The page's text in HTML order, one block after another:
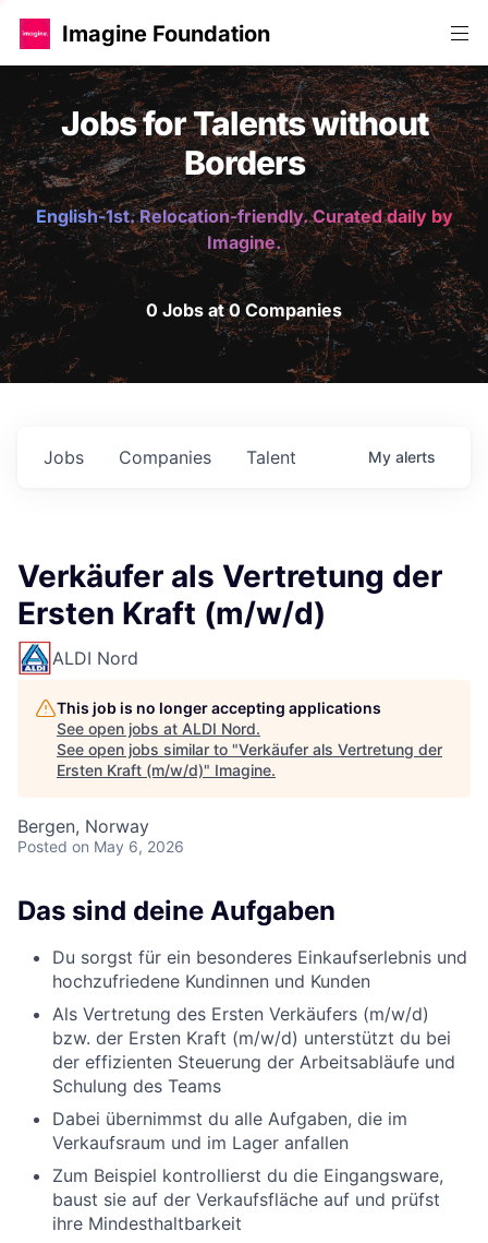
Imagine Foundation
Jobs for Talents without
Borders
English-1st. Relocation-friendly. Curated daily by
Imagine.
0 Jobs at 0 Companies
Jobs Companies Talent My alerts
Verkäufer als Vertretung der
Ersten Kraft (m/w/d)
ALDI Nord
This job is no longer accepting applications
See open jobs at ALDI Nord.
See open jobs similar to "Verkäufer als Vertretung der
Ersten Kraft (m/w/d)" Imagine.
Bergen, Norway
Posted on May 6, 2026
Das sind deine Aufgaben
Du sorgst für ein besonderes Einkaufserlebnis und
hochzufriedene Kundinnen und Kunden
Als Vertretung des Ersten Verkäufers (m/w/d)
bzw. der Ersten Kraft (m/w/d) unterstützt du bei
der effizienten Steuerung der Arbeitsabläufe und
Schulung des Teams
Dabei übernimmst du alle Aufgaben, die im
Verkaufsraum und im Lager anfallen
Zum Beispiel kontrollierst du die Eingangsware,
baust sie auf der Verkaufsfläche auf und prüfst
ihre Mindesthaltbarkeit